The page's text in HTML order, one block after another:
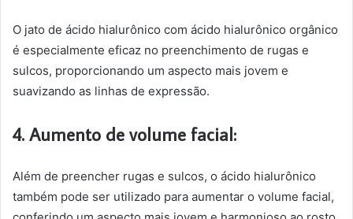
O jato de ácido hialurônico com ácido hialurônico orgânico
é especialmente eficaz no preenchimento de rugas e
sulcos, proporcionando um aspecto mais jovem e
suavizando as linhas de expressão.
4. Aumento de volume facial:
Além de preencher rugas e sulcos, o ácido hialurônico
também pode ser utilizado para aumentar o volume facial,